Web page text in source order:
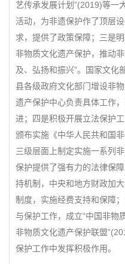
艺传承发展计划”(2019)等一
活动，为非遗保护作了顶层
求，提供了政策保障；三是
非物质文化遗产保护，推动
及、弘扬和振兴”。国家文化
县各级政府文化部门增设非
遗产保护中心负责具体工作
进；四是积极开展立法保护
颁布实施《中华人民共和国
三级层面上制定实施一系列
保护提供了强有力的法律保
持机制，中央和地方财政加
制度，实施经费支持和保障
与保护工作，成立“中国非物
非物质文化遗产保护联盟
保护工作中发挥积极作用。